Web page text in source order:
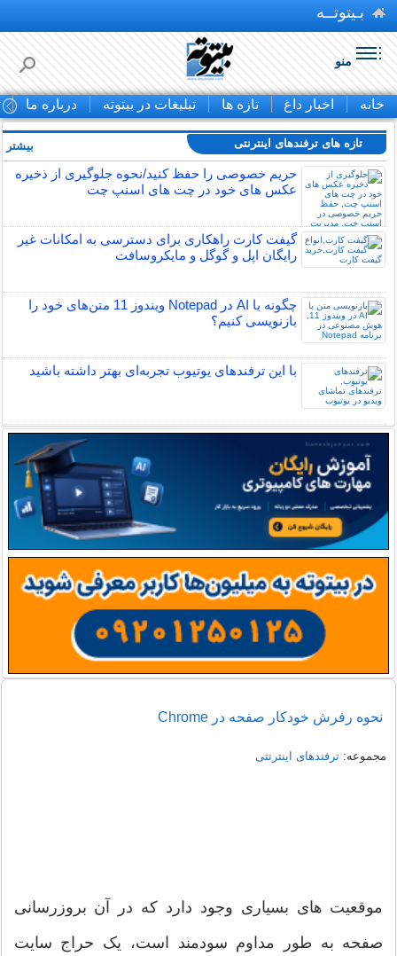
بـیتوتــه
منو
خانه اخبار داغ تازه ها تبلیغات در بیتوته درباره ما
تازه های ترفندهای اینترنتی
حریم خصوصی را حفظ کنید/نحوه جلوگیری از ذخیره
عکس های خود در چت های اسنپ چت
گیفت کارت راهکاری برای دسترسی به امکانات غیر
رایگان اپل و گوگل و مایکروسافت
چگونه با AI در Notepad ویندوز 11 متن‌های خود را
بازنویسی کنیم؟
با این ترفندهای یوتیوب تجربه‌ای بهتر داشته باشید
بیشتر
نحوه رفرش خودکار صفحه در Chrome
مجموعه:ترفندهای اینترنتی
موقعیت های بسیاری وجود دارد که در آن بروزرسانی
صفحه به طور مداوم سودمند است، یک حراج سایت